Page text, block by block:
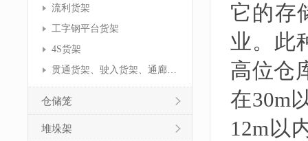
流利货架
工字钢平台货架
4S货架
贯通货架、驶入货架、通廊货架
仓储笼
堆垛架
它的存
业。此
高位仓
在30m
12m以